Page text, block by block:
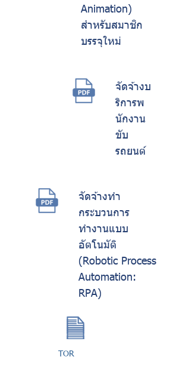
Animation)
สำหรับสมาชิก
บรรจุใหม่
จัดจ้างบ
ริการพ
นักงาน
ขับ
รถยนต์
จัดจ้างทำ
กระบวนการ
ทำงานแบบ
อัตโนมัติ
(Robotic Process
Automation:
RPA)
TOR